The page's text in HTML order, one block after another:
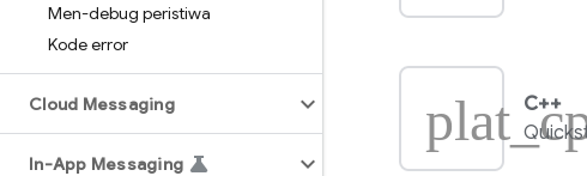
Men-debug peristiwa
Kode error
Cloud Messaging
In-App Messaging
C++